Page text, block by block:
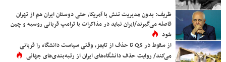
ظریف: بدون مدیریت تنش با آمریکا، حتی دوستان ایران هم از تهران
فاصله می‌گیرند/ایران نباید در مذاکرات با ترامپ قربانی روسیه و چین
شود
از سقوط در QS تا حذف از تایمز، وقتی سیاست دانشگاه را قربانی
می‌کند/ روایت حذف دانشگاه‌های ایران از رتبه‌بندی‌های جهانی